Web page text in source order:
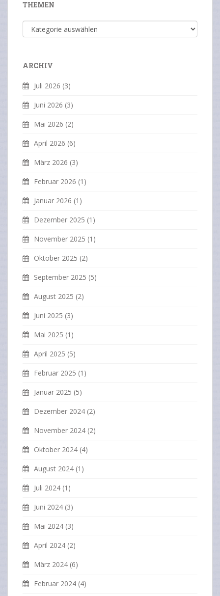
THEMEN
Themen
ARCHIV
Juli 2026 (3)
Juni 2026 (3)
Mai 2026 (2)
April 2026 (6)
März 2026 (3)
Februar 2026 (1)
Januar 2026 (1)
Dezember 2025 (1)
November 2025 (1)
Oktober 2025 (2)
September 2025 (5)
August 2025 (2)
Juni 2025 (3)
Mai 2025 (1)
April 2025 (5)
Februar 2025 (1)
Januar 2025 (5)
Dezember 2024 (2)
November 2024 (2)
Oktober 2024 (4)
August 2024 (1)
Juli 2024 (1)
Juni 2024 (3)
Mai 2024 (3)
April 2024 (2)
März 2024 (6)
Februar 2024 (4)